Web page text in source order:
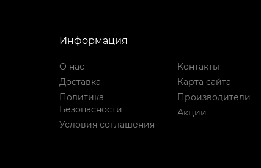
Информация
О нас
Доставка
Политика
Безопасности
Условия соглашения
Контакты
Карта сайта
Производители
Акции